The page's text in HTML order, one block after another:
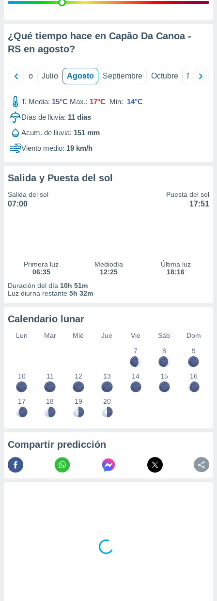
e
mediante
publicidad
de
1199
¿Qué tiempo hace en Capão Da Canoa -
RS en agosto?
Junio Julio Agosto Septiembre Octubre
T. Media: 15°C Max.: 17°C Min: 14°C
Días de lluvia: 11 días
Acum. de lluvia: 151 mm
Viento medio: 19 km/h
Salida y Puesta del sol
Salida del sol
07:00
Puesta del sol
17:51
Primera luz
06:35
Mediodía
12:25
Última luz
18:16
Duración del día 10h 51m
Luz diurna restante 5h 32m
Calendario lunar
Lun Mar Mié Jue Vie Sáb
Dom
7
8 9
10 11 12 13 14 15 16
17 18 19 20
Compartir predicción